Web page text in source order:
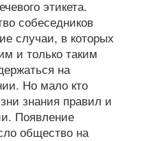
этикета.
собеседников
случаи, в которых
и только таким
на
Но мало кто
знания правил и
Появление
общество на